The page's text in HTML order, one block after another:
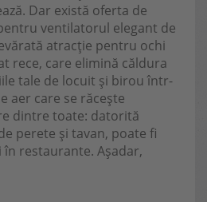
Dar există oferta de
ventilatorul elegant de
atracție pentru ochi
rece, care elimină căldura
tale de locuit și birou într-
aer care se răcește
dintre toate: datorită
perete și tavan, poate fi
restaurante. Așadar,